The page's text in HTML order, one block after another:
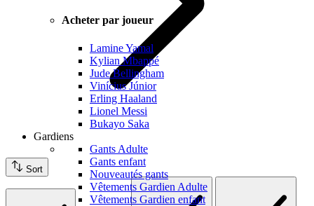
Acheter par joueur
Lamine Yamal
Kylian Mbappé
Jude Bellingham
Vinícius Júnior
Erling Haaland
Lionel Messi
Bukayo Saka
Gardiens
Gants Adulte
Gants enfant
Nouveautés gants
Vêtements Gardien Adulte
Vêtements Gardien enfant
Sort